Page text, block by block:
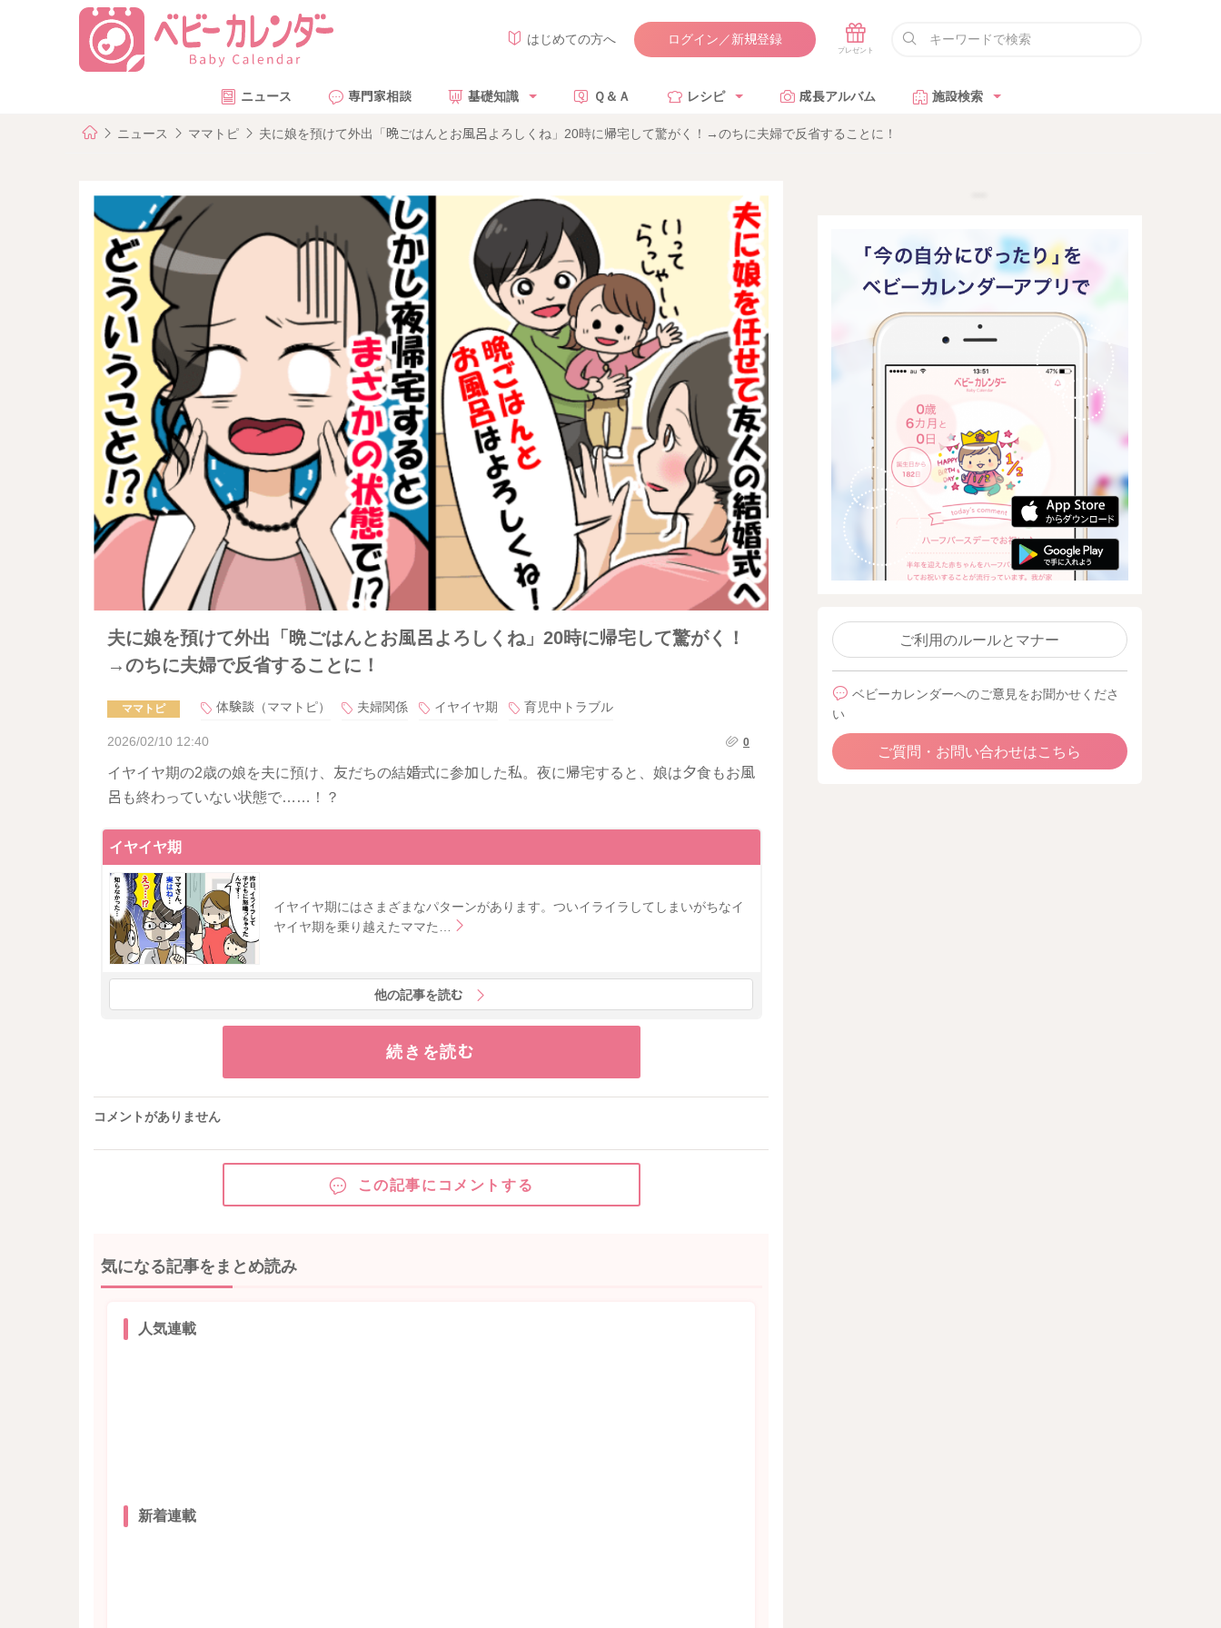
はじめての方へ ログイン／新規登録
ニュース 専門家相談 基礎知識 Ｑ＆Ａ レシピ 成長アルバム 施設検索
ニュース ママトピ 夫に娘を預けて外出「晩ごはんとお風呂よろしくね」20時に帰宅して驚がく！→のちに夫婦で反省することに！
夫に娘を預けて外出「晩ごはんとお風呂よろしくね」20時に帰宅して驚がく！
→のちに夫婦で反省することに！
ママトピ 体験談（ママトピ） 夫婦関係 イヤイヤ期 育児中トラブル
2026/02/10 12:40 0
イヤイヤ期の2歳の娘を夫に預け、友だちの結婚式に参加した私。夜に帰宅すると、娘は夕食もお風
呂も終わっていない状態で……！？
イヤイヤ期
イヤイヤ期にはさまざまなパターンがあります。ついイライラしてしまいがちなイ
ヤイヤ期を乗り越えたママた…
他の記事を読む
続きを読む
コメントがありません
この記事にコメントする
気になる記事をまとめ読み
人気連載
新着連載
ご利用のルールとマナー
ベビーカレンダーへのご意見をお聞かせくださ
い
ご質問・お問い合わせはこちら